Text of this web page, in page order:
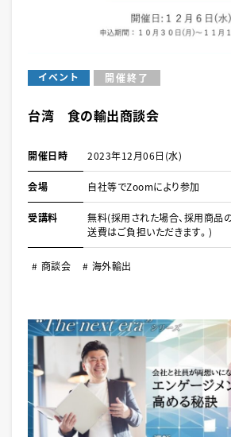
イベント 開催終了
台湾 食の輸出商談会
開催日時 2023年12月06日(水)
会場 自社等でZoomにより参加
受講料
無料(採用された場合、採用商品
送費はご負担いただきます。)
商談会 海外輸出